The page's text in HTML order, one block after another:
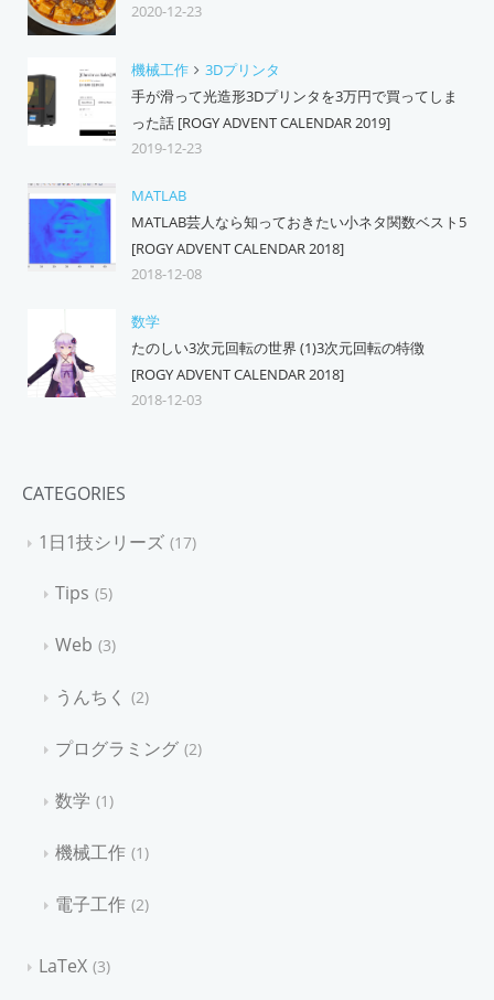
2020-12-23
機械工作
3Dプリンタ
手が滑って光造形3Dプリンタを3万円で買ってしま
った話 [ROGY ADVENT CALENDAR 2019]
2019-12-23
MATLAB
MATLAB芸人なら知っておきたい小ネタ関数ベスト5
[ROGY ADVENT CALENDAR 2018]
2018-12-08
数学
たのしい3次元回転の世界 (1)3次元回転の特徴
[ROGY ADVENT CALENDAR 2018]
2018-12-03
CATEGORIES
1日1技シリーズ 17
Tips 5
Web 3
うんちく 2
プログラミング 2
数学 1
機械工作 1
電子工作 2
LaTeX 3